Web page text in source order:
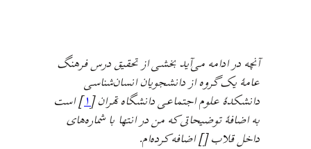
آنچه در ادامه می‌آید بخشی از تحقیق درس فرهنگ
عامهٔ یک گروه از دانشجویان انسان‌شناسی
دانشکدهٔ علوم اجتماعی دانشگاه تهران [۱] است
به اضافهٔ توضیحاتی که من در انتها با شماره‌های
داخل قلاب [] اضافه کرده‌ام.